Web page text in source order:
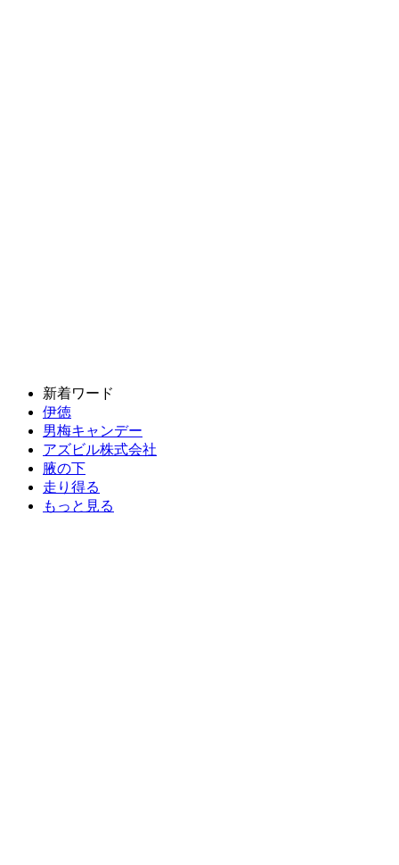
新着ワード
伊徳
男梅キャンデー
アズビル株式会社
腋の下
走り得る
もっと見る